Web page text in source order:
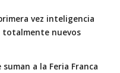
vez inteligencia
totalmente nuevos
a la Feria Franca